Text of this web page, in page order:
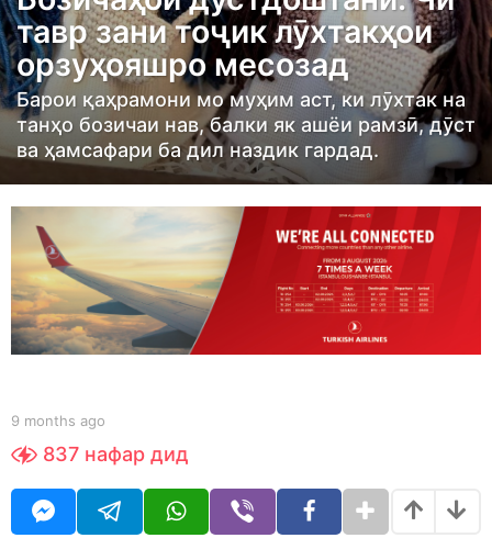
t
h
s
a
g
o
9
n
t
h
a
g
тавр зани тоҷик лӯхтакҳои
орзуҳояшро месозад
Барои қаҳрамони мо муҳим аст, ки лӯхтак на
танҳо бозичаи нав, балки як ашёи рамзӣ, дӯст
ва ҳамсафари ба дил наздик гардад.
b
S
h
d
9 months ago
o
t
h
837 нафар дид